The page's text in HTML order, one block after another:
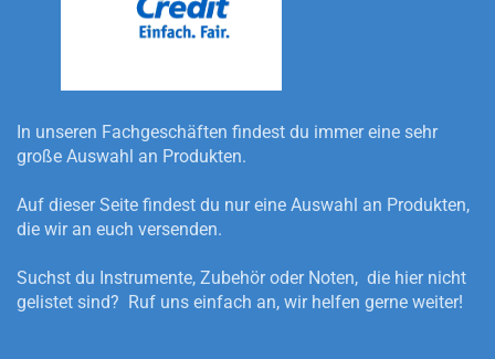
In unseren Fachgeschäften findest du immer eine sehr
große Auswahl an Produkten.
Auf dieser Seite findest du nur eine Auswahl an Produkten,
die wir an euch versenden.
Suchst du Instrumente, Zubehör oder Noten, die hier nicht
gelistet sind? Ruf uns einfach an, wir helfen gerne weiter!